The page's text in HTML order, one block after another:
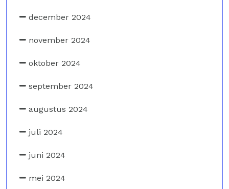
december 2024
november 2024
oktober 2024
september 2024
augustus 2024
juli 2024
juni 2024
mei 2024